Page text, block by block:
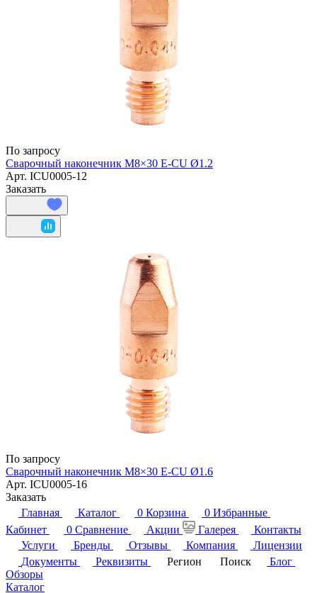
По запросу
Сварочный наконечник M8×30 E-CU Ø1.2
Арт. ICU0005-12
Заказать
По запросу
Сварочный наконечник M8×30 E-CU Ø1.6
Арт. ICU0005-16
Заказать
Главная
Каталог 0 Корзина 0 Избранные
Кабинет
0 Сравнение Акции Галерея
Контакты
Услуги
Бренды Отзывы Компания
Лицензии
Документы
Реквизиты Регион Поиск
Блог
Обзоры
Каталог